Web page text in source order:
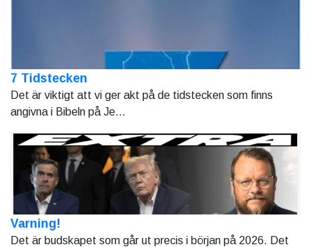
7 Tidstecken
Det är viktigt att vi ger akt på de tidstecken som finns
angivna i Bibeln på Je...
Varning!
Det är budskapet som går ut precis i början på 2026. Det